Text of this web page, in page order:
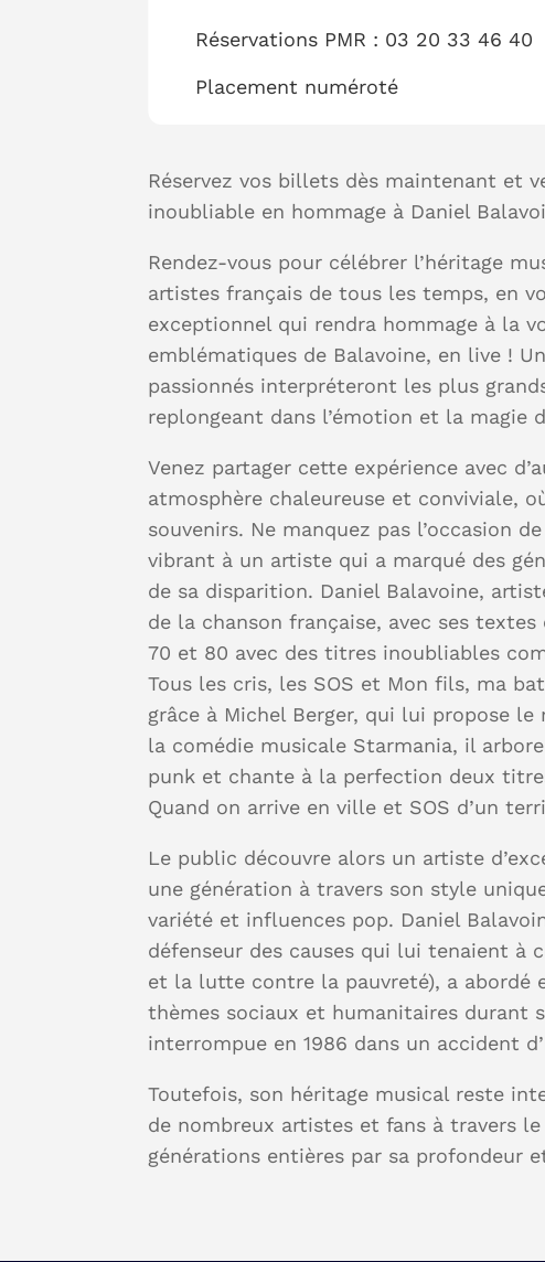
Réservations PMR : 03 20 33 46 40
Placement numéroté
Réservez vos billets dès maintenant et
inoubliable en hommage à Daniel
Rendez-vous pour célébrer l’héritage
artistes français de tous les temps, en
exceptionnel qui rendra hommage à la
emblématiques de Balavoine, en live !
passionnés interpréteront les plus
replongeant dans l’émotion et la magie
Venez partager cette expérience avec
atmosphère chaleureuse et conviviale,
souvenirs. Ne manquez pas l’occasion
vibrant à un artiste qui a marqué des
de sa disparition. Daniel Balavoine,
de la chanson française, avec ses textes
70 et 80 avec des titres inoubliables
Tous les cris, les SOS et Mon fils, ma
grâce à Michel Berger, qui lui propose
la comédie musicale Starmania, il
punk et chante à la perfection deux
Quand on arrive en ville et SOS d’un
Le public découvre alors un artiste
une génération à travers son style
variété et influences pop. Daniel
défenseur des causes qui lui tenaient à
et la lutte contre la pauvreté), a abordé
thèmes sociaux et humanitaires durant
interrompue en 1986 dans un accident
Toutefois, son héritage musical reste
de nombreux artistes et fans à travers
générations entières par sa profondeur